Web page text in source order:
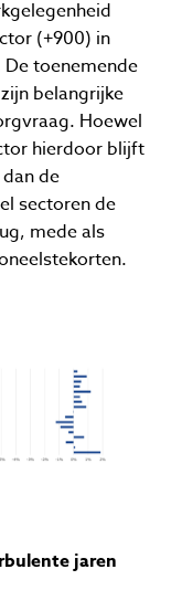
(+900) in
toenemende
belangrijke
Hoewel
hierdoor blijft
de
sectoren de
mede als
jaren